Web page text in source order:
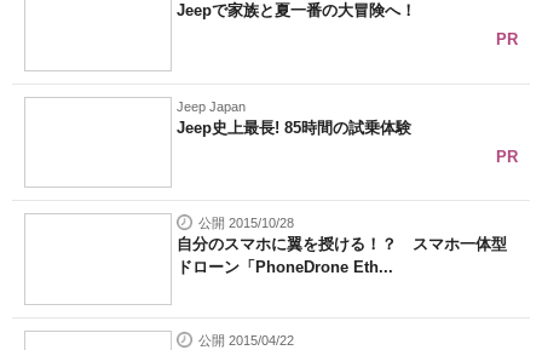
Jeepで家族と夏一番の大冒険へ！
PR
Jeep Japan
Jeep史上最長! 85時間の試乗体験
PR
公開 2015/10/28
自分のスマホに翼を授ける！？ スマホ一体型
ドローン「PhoneDrone Eth...
公開 2015/04/22